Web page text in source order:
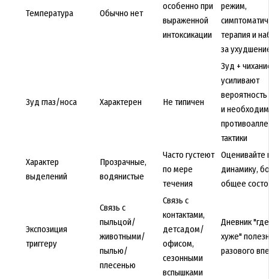
Температура Обычно нет
особенно при
выраженной
интоксикации
режим,
терапия и
за
Зуд глаз/носа Характерен Не типичен
Зуд +
усиливают
и
тактики
Характер
выделений
Прозрачные,
водянистые
Часто густеют
по мере
течения
Оценивайте
динамику,
общее
Экспозиция
триггеру
Связь с
пыльцой/
животными/
пылью/
плесенью
Связь с
контактами,
детсадом/
офисом,
сезонными
вспышками
Дневник
хуже"
разового